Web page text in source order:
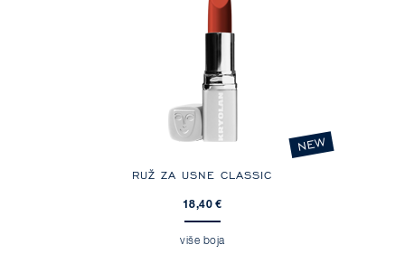
RUŽ ZA USNE CLASSIC
18,40 €
NEW
više boja